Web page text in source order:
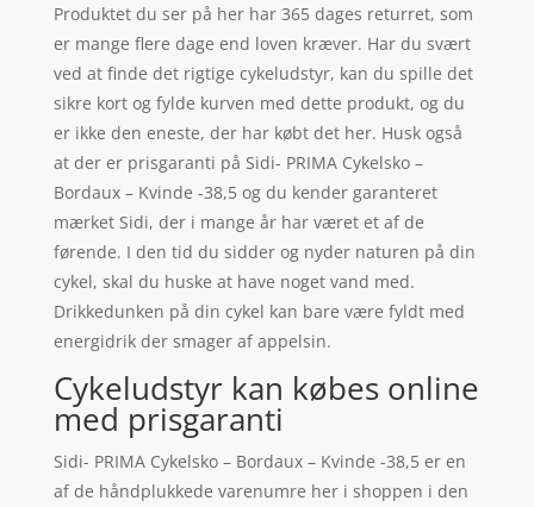
Produktet du ser på her har 365 dages returret, som
er mange flere dage end loven kræver. Har du svært
ved at finde det rigtige cykeludstyr, kan du spille det
sikre kort og fylde kurven med dette produkt, og du
er ikke den eneste, der har købt det her. Husk også
at der er prisgaranti på Sidi- PRIMA Cykelsko –
Bordaux – Kvinde -38,5 og du kender garanteret
mærket Sidi, der i mange år har været et af de
førende. I den tid du sidder og nyder naturen på din
cykel, skal du huske at have noget vand med.
Drikkedunken på din cykel kan bare være fyldt med
energidrik der smager af appelsin.
Cykeludstyr kan købes online
med prisgaranti
Sidi- PRIMA Cykelsko – Bordaux – Kvinde -38,5 er en
af de håndplukkede varenumre her i shoppen i den